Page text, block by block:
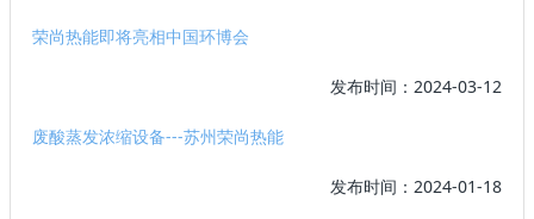
荣尚热能即将亮相中国环博会
发布时间：2024-03-12
废酸蒸发浓缩设备---苏州荣尚热能
发布时间：2024-01-18